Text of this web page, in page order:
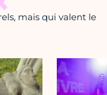
mais qui valent le